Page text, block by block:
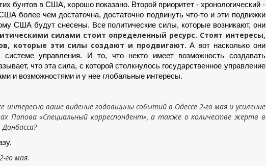
бунтов в США, хорошо показано. Второй приоритет - хронологический -
более чем достаточна, достаточно подвинуть что-то и эти подвижки
США будут снесены. Все политические силы, которые возникают, они
силами стоит определенный ресурс. Стоят интересы,
которые эти силы создают и продвигают. А вот насколько они
управления. И то, что некто имеет возможность создавать
что эта сила, с которой столкнулось государственное управление
и возможностями и у нее глобальные интересы.
ваше видение годовщины событий в Одессе 2-го мая и усиление
Попова «Специальный корреспондент», а также о количестве жертв в
го мая.